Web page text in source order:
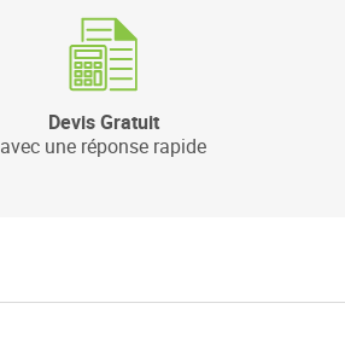
Devis Gratuit
avec une réponse rapide